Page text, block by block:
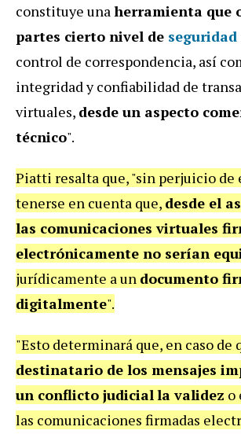
constituye unaherramienta que
partes cierto nivel de seguridad
control de correspondencia, así
integridad y confiabilidad de
virtuales, desde un aspecto
técnico".
Piatti resalta que, "sin perjuicio de
tenerse en cuenta que, desde el
las comunicaciones virtuales
electrónicamente no serían
jurídicamente a un documento
digitalmente".
"Esto determinará que, en caso de
destinatario de los mensajes
un conflicto judicialla validez o
las comunicaciones firmadas